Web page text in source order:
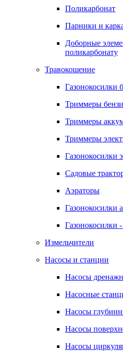
Поликарбонат
Парники и
Доборные
поликарбонату
Травокошение
Газонокосилки
Триммеры
Триммеры
Триммеры
Газонокосилки
Садовые
Аэраторы
Газонокосилки
Газонокосилки
Измельчители
Насосы и станции
Насосы
Насосные
Насосы
Насосы
Насосы